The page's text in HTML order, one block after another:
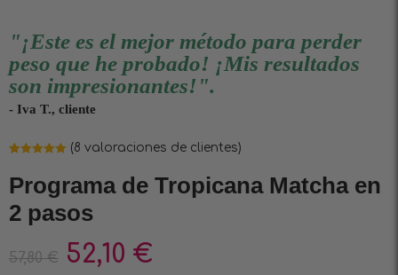
"¡Este es el mejor método para perder
peso que he probado! ¡Mis resultados
son impresionantes!".
- Iva T., cliente
5 basado en
puntuaciones
de clientes
(8 valoraciones de clientes)
Programa de Tropicana Matcha en
2 pasos
57,80€ 52,10 €